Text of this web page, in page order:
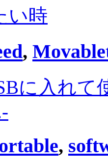
い時
,
に入れて
,